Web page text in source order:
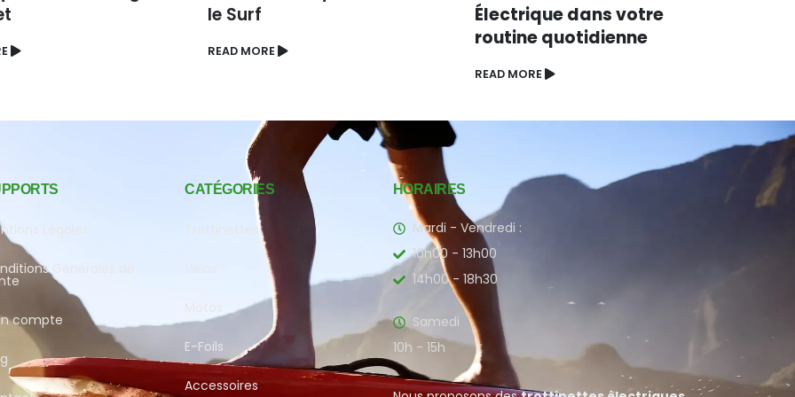
le Surf
READ MORE
Électrique dans votre
routine quotidienne
READ MORE
Légales
Générales de
compte
CATÉGORIES
Trottinettes
Velos
Motos
E-Foils
Accessoires
HORAIRES
Mardi - Vendredi :
10h00 - 13h00
14h00 - 18h30
Samedi
10h - 15h